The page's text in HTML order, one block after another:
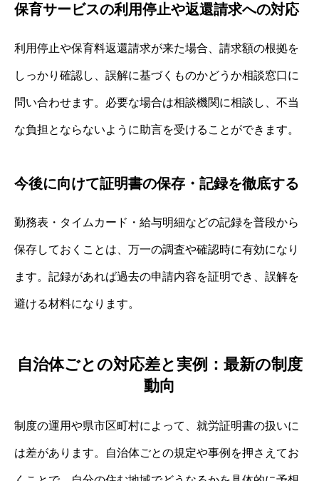
保育サービスの利用停止や返還請求への対応
利用停止や保育料返還請求が来た場合、請求額の根拠を
しっかり確認し、誤解に基づくものかどうか相談窓口に
問い合わせます。必要な場合は相談機関に相談し、不当
な負担とならないように助言を受けることができます。
今後に向けて証明書の保存・記録を徹底する
勤務表・タイムカード・給与明細などの記録を普段から
保存しておくことは、万一の調査や確認時に有効になり
ます。記録があれば過去の申請内容を証明でき、誤解を
避ける材料になります。
自治体ごとの対応差と実例：最新の制度
動向
制度の運用や県市区町村によって、就労証明書の扱いに
は差があります。自治体ごとの規定や事例を押さえてお